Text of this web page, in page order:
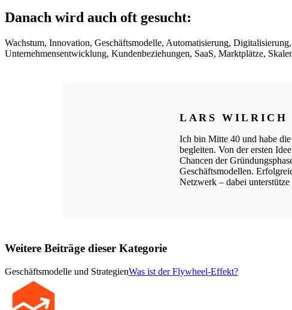
Danach wird auch oft gesucht:
Wachstum, Innovation, Geschäftsmodelle, Automatisierung,
Unternehmensentwicklung, Kundenbeziehungen, SaaS, Marktplätze,
LARS WILRICH
Ich bin Mitte 40 und habe
begleiten. Von der ersten
Chancen der
Geschäftsmodellen.
Netzwerk – dabei unterstütze
Weitere Beiträge dieser Kategorie
Geschäftsmodelle und StrategienWas ist der Flywheel-Effekt?